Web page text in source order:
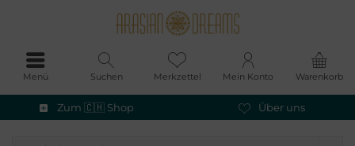
Zum 🇨🇭 Shop Über uns
Menü Warenkorb
Merkzettel Mein Konto
Suchen